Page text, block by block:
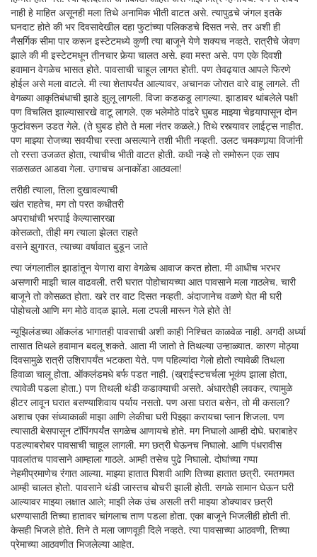
नाही हे माहित असूनही मला तिथे अनामिक भीती वाटत असे. त्यापुढचे जंगल इतके
घनदाट होते की भर दिवसादेखील दहा फुटांच्या पलिकडचे दिसत नसे. तर अशी ही
नैसर्गिक सीमा पार करून इस्टेटमध्ये कुणी त्या बाजूने येणे शक्यच नव्हते. रात्रीचे जेवण
झाले की मी इस्टेटमधून तीनचार फेर्‍या चालत असे. हवा मस्त असे. पण एके दिवशी
हवामान वेगळेच भासत होते. पावसाची चाहूल लागत होती. पण तेवढ्यात आपले फिरणे
होईल असे मला वाटले. मी त्या शेतापर्यंत आल्यावर, अचानक जोरात वारे वाहू लागले. ती
वेगळ्या आकृतिबंधाची झाडे झुलू लागली. विजा कडकडू लागल्या. झाडावर थांबलेले पक्षी
पण विचलित झाल्यासारखे वाटू लागले. एक भलेमोठे पांढरे घुबड माझ्या चेहर्‍यापासून दोन
फुटांवरून उडत गेले. (ते घुबड होते ते मला नंतर कळले.) तिथे रस्त्यावर लाईट्स नाहीत.
पण माझ्या रोजच्या सवयीचा रस्ता असल्याने तशी भीती नव्हती. उलट चमकणार्‍या विजांनी
तो रस्ता उजळत होता, त्याचीच भीती वाटत होती. कधी नव्हे तो समोरून एक साप
सळसळत आडवा गेला. उगाचच अनाकोंडा आठवला!
तरीही त्याला, तिला दुखावल्याची
खंत राहतेच, मग तो परत कधीतरी
अपराधांची भरपाई केल्यासारखा
कोसळतो, तीही मग त्याला झेलत राहते
वसने झुगारत, त्याच्या वर्षावात बुडून जाते
त्या जंगलातील झाडांतून येणारा वारा वेगळेच आवाज करत होता. मी आधीच भरभर
असणारी माझी चाल वाढवली. तरी घरात पोहोचायच्या आत पावसाने मला गाठलेच. चारी
बाजूने तो कोसळत होता. खरे तर वाट दिसत नव्हती. अंदाजानेच वळणे घेत मी घरी
पोहोचलो आणि मग मोठे वादळ झाले. मला टपली मारून गेले होते ते!
न्यूझिलंडच्या ऑकलंड भागातही पावसाची अशी काही निश्चित काळवेळ नाही. अगदी अर्ध्या
तासात तिथले हवामान बदलू शकते. आता मी जातो ते तिथल्या उन्हाळ्यात. कारण मोठ्या
दिवसामुळे रात्री उशिरापर्यंत भटकता येते. पण पहिल्यांदा गेलो होतो त्यावेळी तिथला
हिवाळा चालू होता. ऑकलंडमधे बर्फ पडत नाही. (ख्राईस्टचर्चला भूकंप झाला होता,
त्यावेळी पडला होता.) पण तिथली थंडी कडाक्याची असते. अंधारतेही लवकर, त्यामुळे
हीटर लावून घरात बसण्याशिवाय पर्याय नसतो. पण असा घरात बसेन, तो मी कसला?
अशाच एका संध्याकाळी माझा आणि लेकीचा घरी पिझ्झा करायचा प्लान शिजला. पण
त्यासाठी बेसपासून टॉपिंगपर्यंत सगळेच आणायचे होते. मग निघालो आम्ही दोघे. घराबाहेर
पडल्याबरोबर पावसाची चाहूल लागली. मग छत्री घेऊनच निघालो. आणि पंधरावीस
पावलांतच पावसाने आम्हाला गाठले. आम्ही तसेच पुढे निघालो. दोघांच्या गप्पा
नेहमीप्रमाणेच रंगात आल्या. माझ्या हातात पिशवी आणि तिच्या हातात छत्री. रमतगमत
आम्ही चालत होतो. पावसाने थंडी जास्तच बोचरी झाली होती. सगळे सामान घेऊन घरी
आल्यावर माझ्या लक्षात आले; माझी लेक उंच असली तरी माझ्या डोक्यावर छत्री
धरण्यासाठी तिच्या हातावर चांगलाच ताण पडला होता. एका बाजूने भिजलीही होती ती.
केसही भिजले होते. तिने ते मला जाणवूही दिले नव्हते. त्या पावसाच्या आठवणी, तिच्या
प्रेमाच्या आठवणीत भिजलेल्या आहेत.